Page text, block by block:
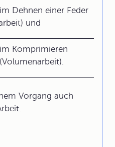
Dehnen einer Feder
und
Komprimieren
Vorgang auch